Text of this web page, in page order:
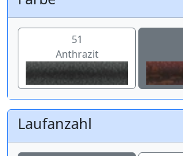
51
Anthrazit
Laufanzahl